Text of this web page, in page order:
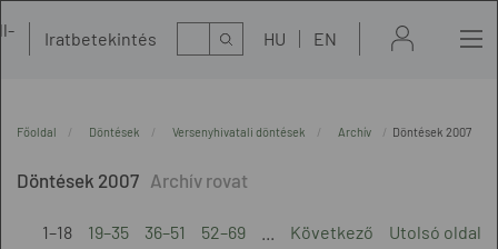
Iratbetekintés Kereső HU EN
Főoldal Döntések Versenyhivatali döntések Archív Döntések 2007
Döntések 2007
1–18 19–35 36–51 52–69 Következő Utolsó oldal